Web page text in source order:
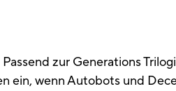
zur Generations
ein, wenn Autobots und